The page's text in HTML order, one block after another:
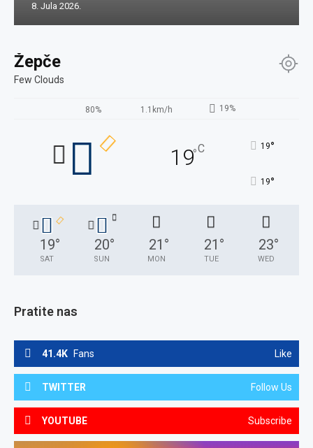
Žepče
Few Clouds
80% 1.1km/h 19%
19°C 19°
19°
19°
SAT
20°
SUN
21 °
MON
21 °
TUE
23°
WED
Pratite nas
41.4K Fans Like
TWITTER Follow Us
YOUTUBE Subscribe
8. Jula 2026.